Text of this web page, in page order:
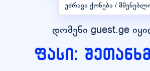
უძრავი ქონება /
დომენი guest.ge
ფასი: